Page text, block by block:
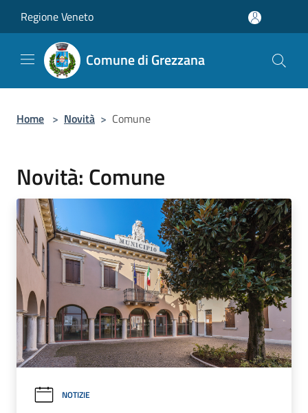
Regione Veneto
Comune di Grezzana
Home > Novità > Comune
Novità: Comune
NOTIZIE